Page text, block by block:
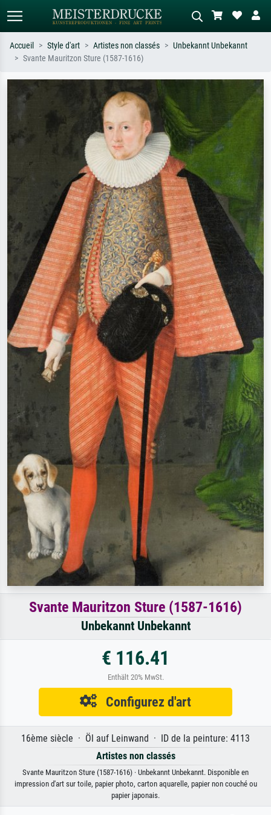
Recherchez par artiste, titre ou style –
ex. Monet, Nuit étoilée,
impressionnisme, vague de Hokusai,
nu.
Décrivez la scène – ex. prairie verte,
abstrait avec beaucoup de rouge,
tableau sombre, nu debout près d'un
arbre.
Accueil Style d'art Artistes non classés
Unbekannt Unbekannt
Svante Mauritzon Sture (1587-1616)
Svante Mauritzon Sture (1587-1616)
Unbekannt Unbekannt
€ 116.41
Enthält 20% MwSt.
Configurez d'art
16ème siècle · Öl auf Leinwand · ID de la peinture: 4113
Artistes non classés
Svante Mauritzon Sture (1587-1616) · Unbekannt Unbekannt. Disponible en
impression d'art sur toile, papier photo, carton aquarelle, papier non couché ou
papier japonais.